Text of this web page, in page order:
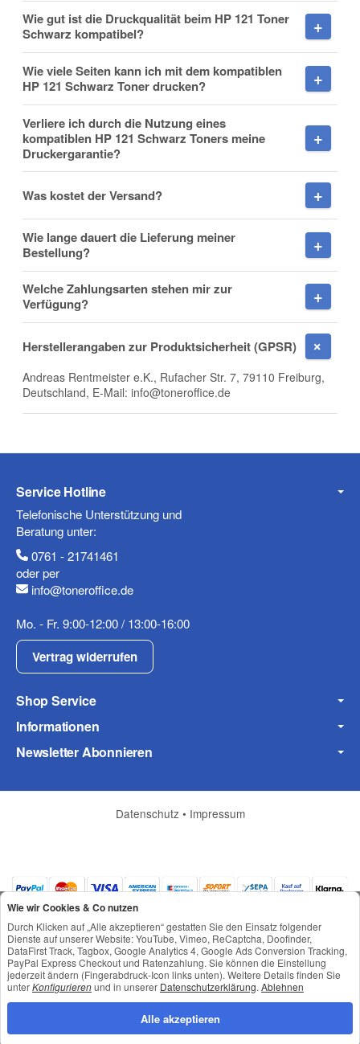
Nachname
Firma
E-Mail
Telefon
Mobiltelefon
Frage zum Artikel
Ihre Frage
(* = Pflichtfelder)
Datenschutzerklärung
Frage abschicken
Wie gut ist die Druckqualität beim HP 121 Toner
Schwarz kompatibel?
Wie viele Seiten kann ich mit dem kompatiblen
HP 121 Schwarz Toner drucken?
Verliere ich durch die Nutzung eines
kompatiblen HP 121 Schwarz Toners meine
Druckergarantie?
Was kostet der Versand?
Wie lange dauert die Lieferung meiner
Bestellung?
Welche Zahlungsarten stehen mir zur
Verfügung?
Herstellerangaben zur Produktsicherheit (GPSR)
Andreas Rentmeister e.K., Rufacher Str. 7, 79110 Freiburg,
Deutschland, E-Mail: info@toneroffice.de
Service Hotline
Telefonische Unterstützung und
Beratung unter:
0761 - 21741461
oder per
info@toneroffice.de
Mo. - Fr. 9:00-12:00 / 13:00-16:00
Vertrag widerrufen
Shop Service
Informationen
Newsletter Abonnieren
Datenschutz • Impressum
*Alle Preise inkl. gesetzlicher USt., zzgl.Versand
© © Toneroffice.de
Powered by
JTL-Shop
Konzeption und Umsetzung durch
Wie wir Cookies & Co nutzen
Durch Klicken auf „Alle akzeptieren“ gestatten Sie den Einsatz folgender
Dienste auf unserer Website: YouTube, Vimeo, ReCaptcha, Doofinder,
DataFirst Track, Tagbox, Google Analytics 4, Google Ads Conversion Tracking,
PayPal Express Checkout und Ratenzahlung. Sie können die Einstellung
jederzeit ändern (Fingerabdruck-Icon links unten). Weitere Details finden Sie
unterKonfigurierenund in unserer Datenschutzerklärung. Ablehnen
Alle akzeptieren